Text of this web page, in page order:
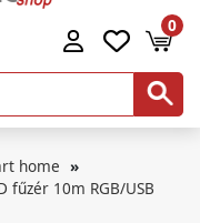
0
home
fűzér 10m RGB/USB